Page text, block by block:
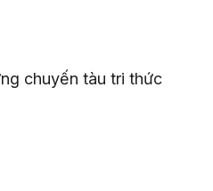
chuyến tàu tri thức